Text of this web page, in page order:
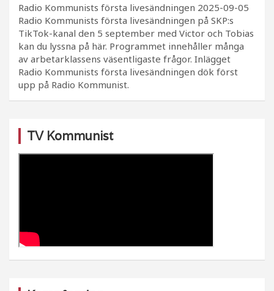
Radio Kommunists första livesändningen 2025-09-05
Radio Kommunists första livesändningen på SKP:s
TikTok-kanal den 5 september med Victor och Tobias
kan du lyssna på här. Programmet innehåller många
av arbetarklassens väsentligaste frågor. Inlägget
Radio Kommunists första livesändningen dök först
upp på Radio Kommunist.
TV Kommunist